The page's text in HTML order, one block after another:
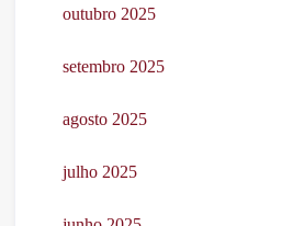
outubro 2025
setembro 2025
agosto 2025
julho 2025